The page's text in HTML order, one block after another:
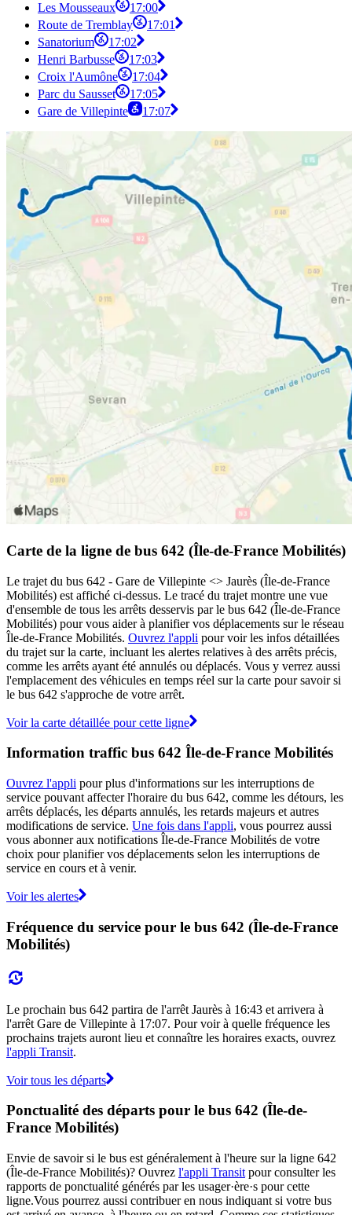
Les Mousseaux
17:00
Route de Tremblay
17:01
Sanatorium
17:02
Henri Barbusse
17:03
Croix l'Aumône
17:04
Parc du Sausset
17:05
Gare de Villepinte
17:07
Carte de la ligne de bus 642 (Île-de-France Mobilités)
Le trajet du bus 642 - Gare de Villepinte <> Jaurès (Île-de-France
Mobilités) est affiché ci-dessus. Le tracé du trajet montre une vue
d'ensemble de tous les arrêts desservis par le bus 642 (Île-de-France
Mobilités) pour vous aider à planifier vos déplacements sur le réseau
Île-de-France Mobilités. Ouvrez l'appli pour voir les infos détaillées
du trajet sur la carte, incluant les alertes relatives à des arrêts précis,
comme les arrêts ayant été annulés ou déplacés. Vous y verrez aussi
l'emplacement des véhicules en temps réel sur la carte pour savoir si
le bus 642 s'approche de votre arrêt.
Voir la carte détaillée pour cette ligne
Information traffic bus 642 Île-de-France Mobilités
Ouvrez l'appli pour plus d'informations sur les interruptions de
service pouvant affecter l'horaire du bus 642, comme les détours, les
arrêts déplacés, les départs annulés, les retards majeurs et autres
modifications de service. Une fois dans l'appli, vous pourrez aussi
vous abonner aux notifications Île-de-France Mobilités de votre
choix pour planifier vos déplacements selon les interruptions de
service en cours et à venir.
Voir les alertes
Fréquence du service pour le bus 642 (Île-de-France
Mobilités)
Le prochain bus 642 partira de l'arrêt Jaurès à 16:43 et arrivera à
l'arrêt Gare de Villepinte à 17:07. Pour voir à quelle fréquence les
prochains trajets auront lieu et connaître les horaires exacts, ouvrez
l'appli Transit.
Voir tous les départs
Ponctualité des départs pour le bus 642 (Île-de-
France Mobilités)
Envie de savoir si le bus est généralement à l'heure sur la ligne 642
(Île-de-France Mobilités)? Ouvrez l'appli Transit pour consulter les
rapports de ponctualité générés par les usager·ère·s pour cette
ligne.Vous pourrez aussi contribuer en nous indiquant si votre bus